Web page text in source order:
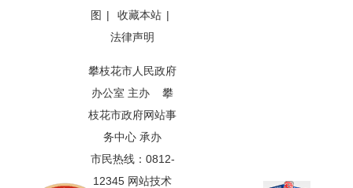
图 | 收藏本站 |
法律声明
攀枝花市人民政府
办公室 主办 攀
枝花市政府网站事
务中心 承办
市民热线：0812-
12345 网站技术